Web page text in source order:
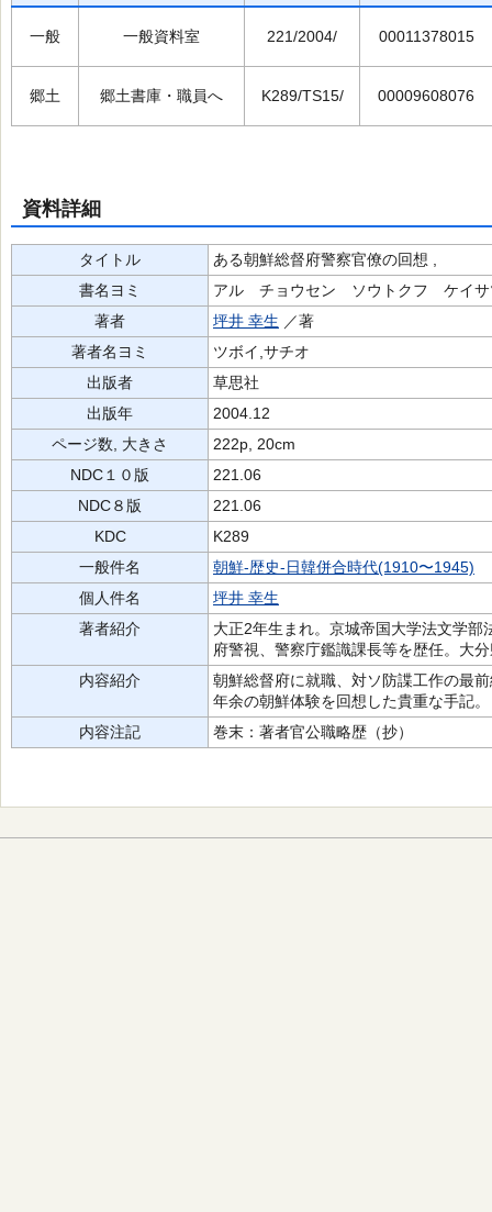
一般 一般資料室 221/2004/ 00011378015
郷土 郷土書庫・職員へ K289/TS15/ 00009608076
資料詳細
タイトル
ある朝鮮総督府警察官僚の回想 ,
書名ヨミ
アル チョウセン ソウトクフ ケイ
著者
坪井 幸生 ／著
著者名ヨミ
ツボイ,サチオ
出版者
草思社
出版年
2004.12
ページ数, 大きさ
222p, 20cm
NDC１０版
221.06
NDC８版
221.06
KDC
K289
一般件名
朝鮮-歴史-日韓併合時代(1910〜1945)
個人件名
坪井 幸生
著者紹介
大正2年生まれ。京城帝国大学法文学
府警視、警察庁鑑識課長等を歴任。大
内容紹介
朝鮮総督府に就職、対ソ防諜工作の最
年余の朝鮮体験を回想した貴重な手記
内容注記
巻末：著者官公職略歴（抄）